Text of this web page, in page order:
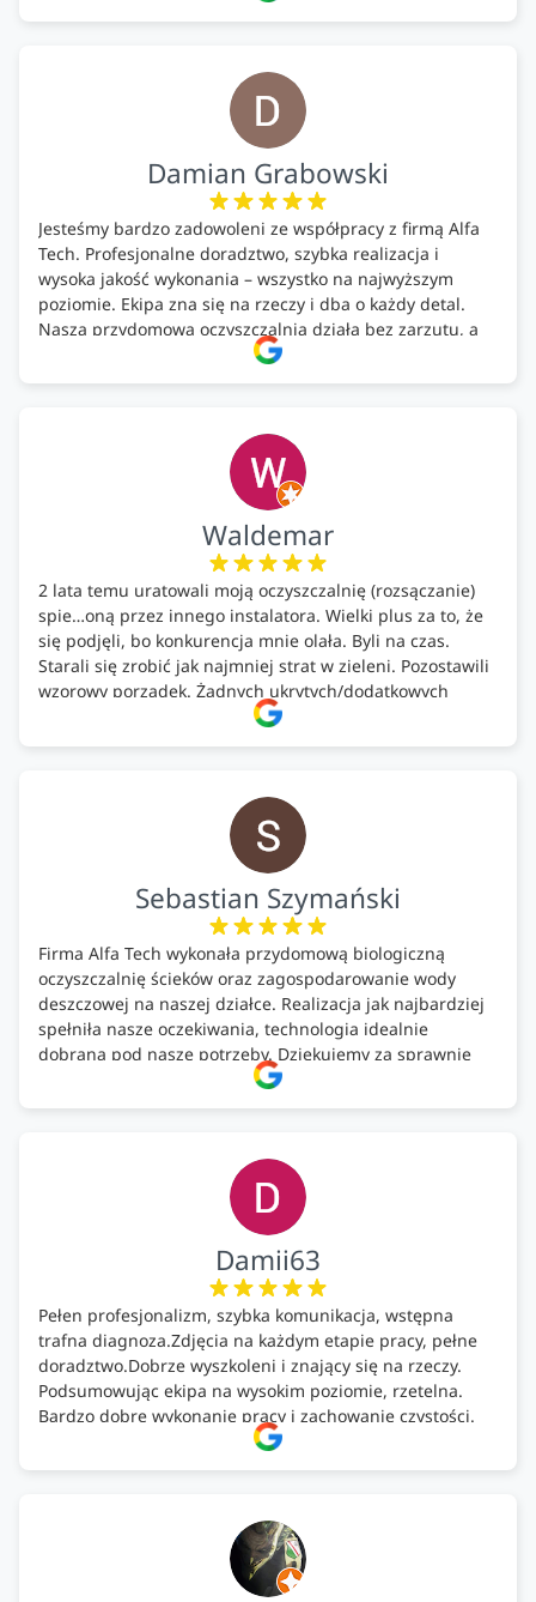
Podsumowując ekipa na wysokim poziomie, rzetelna.
Damian Grabowski
Jesteśmy bardzo zadowoleni ze współpracy z firmą Alfa
Tech. Profesjonalne doradztwo, szybka realizacja i
wysoka jakość wykonania – wszystko na najwyższym
poziomie. Ekipa zna się na rzeczy i dba o każdy detal.
Nasza przydomowa oczyszczalnia działa bez zarzutu, a
całość została wykonana zgodnie z terminem i
ustaleniami. Z czystym sumieniem polecamy Alfa Tech
ekologicznych rozwiązań!🍀
Waldemar
2 lata temu uratowali moją oczyszczalnię (rozsączanie)
spie…oną przez innego instalatora. Wielki plus za to, że
się podjęli, bo konkurencja mnie olała. Byli na czas.
Starali się zrobić jak najmniej strat w zieleni. Pozostawili
wzorowy porządek. Żadnych ukrytych/dodatkowych
kosztów. Zaskoczenie. Kontakt bardzo OK. Obsługa
pomontażowa również OK. A ich środki do oczyszczalni –
Sebastian Szymański
Firma Alfa Tech wykonała przydomową biologiczną
oczyszczalnię ścieków oraz zagospodarowanie wody
deszczowej na naszej działce. Realizacja jak najbardziej
spełniła nasze oczekiwania, technologia idealnie
dobrana pod nasze potrzeby. Dziękujemy za sprawnie
wykonany montaż w świetnej atmosferze! Polecam!
Damii63
Pełen profesjonalizm, szybka komunikacja, wstępna
trafna diagnoza.Zdjęcia na każdym etapie pracy, pełne
doradztwo.Dobrze wyszkoleni i znający się na rzeczy.
Podsumowując ekipa na wysokim poziomie, rzetelna.
Bardzo dobre wykonanie pracy i zachowanie czystości.